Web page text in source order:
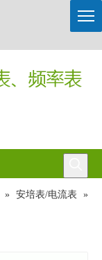
» 安培表/电流表
»